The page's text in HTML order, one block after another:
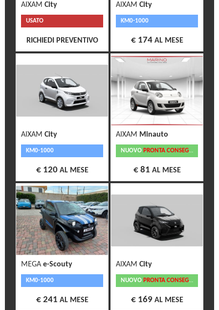
AIXAM City
USATO
RICHIEDI PREVENTIVO
AIXAM City
KM0-1000
€ 174 AL MESE
AIXAM City
KM0-1000
€ 120 AL MESE
AIXAM Minauto
NUOVO PRONTA CONSEGNA
€ 81 AL MESE
MEGA e-Scouty
KM0-1000
€ 241 AL MESE
AIXAM City
NUOVO PRONTA CONSEGNA
€ 169 AL MESE